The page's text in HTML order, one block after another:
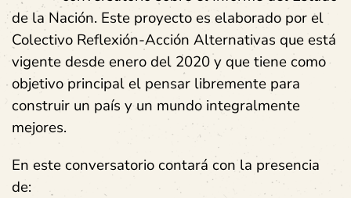
de la Nación. Este proyecto es elaborado por el
Colectivo Reflexión-Acción Alternativas que está
vigente desde enero del 2020 y que tiene como
objetivo principal el pensar libremente para
construir un país y un mundo integralmente
mejores.
En este conversatorio contará con la presencia
de: